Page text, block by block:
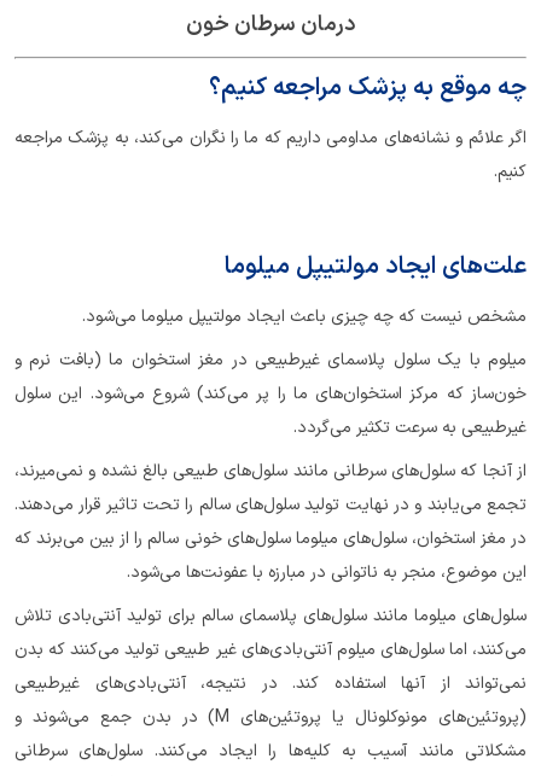
درمان سرطان خون
چه موقع به پزشک مراجعه کنیم؟
اگر علائم و نشانه‌های مداومی داریم که ما را نگران می‌کند، به پزشک مراجعه
کنیم.
علت‌های ایجاد مولتیپل میلوما
مشخص نیست که چه چیزی باعث ایجاد مولتیپل میلوما می‌شود.
میلوم با یک سلول پلاسمای غیرطبیعی در مغز استخوان ما (بافت نرم و
خون‌ساز که مرکز استخوان‌های ما را پر می‌کند) شروع می‌شود. این سلول
غیرطبیعی به سرعت تکثیر می‌گردد.
از آنجا که سلول‌های سرطانی مانند سلول‌های طبیعی بالغ نشده و نمی‌میرند،
تجمع می‌یابند و در نهایت تولید سلول‌های سالم را تحت تاثیر قرار می‌دهند.
در مغز استخوان، سلول‌های میلوما سلول‌های خونی سالم را از بین می‌برند که
این موضوع، منجر به ناتوانی در مبارزه با عفونت‌ها می‌شود.
سلول‌های میلوما مانند سلول‌های پلاسمای سالم برای تولید آنتی‌بادی تلاش
می‌کنند، اما سلول‌های میلوم آنتی‌بادی‌های غیر طبیعی تولید می‌کنند که بدن
نمی‌تواند از آنها استفاده کند. در نتیجه، آنتی‌بادی‌های غیرطبیعی
(پروتئین‌های مونوکلونال یا پروتئین‌های M) در بدن جمع می‌شوند و
مشکلاتی مانند آسیب به کلیه‌ها را ایجاد می‌کنند. سلول‌های سرطانی